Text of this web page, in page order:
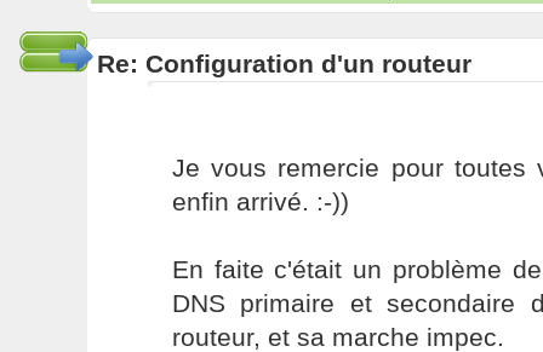
Re: Configuration d'un routeur
Je vous remercie pour toutes
enfin arrivé. :-))
En faite c'était un problème
DNS primaire et secondaire
routeur, et sa marche impec.